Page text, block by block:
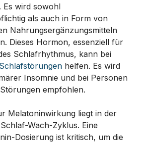
Es wird sowohl
als auch in Form von
Nahrungsergänzungsmitteln
Dieses Hormon, essenziell für
Schlafrhythmus, kann bei
Schlafstörungen helfen. Es wird
Insomnie und bei Personen
empfohlen.
Melatoninwirkung liegt in der
Wach-Zyklus. Eine
Dosierung ist kritisch, um die